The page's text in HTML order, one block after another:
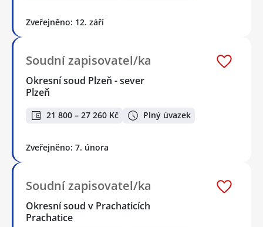
Zveřejněno: 12. září
Soudní zapisovatel/ka
Okresní soud Plzeň - sever
Plzeň
21 800 – 27 260 Kč Plný úvazek
Zveřejněno: 7. února
Soudní zapisovatel/ka
Okresní soud v Prachaticích
Prachatice